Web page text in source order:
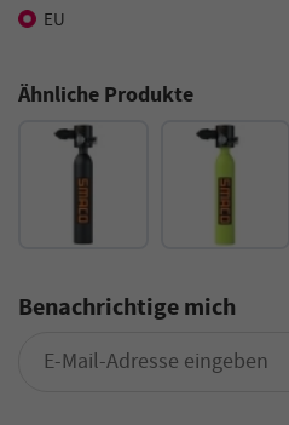
EU
Ähnliche Produkte
Benachrichtige mich